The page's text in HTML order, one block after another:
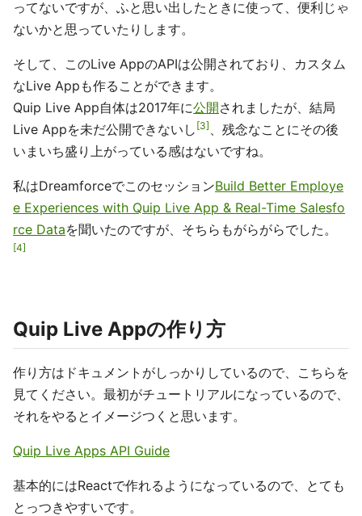
ってないですが、ふと思い出したときに使って、便利じゃ
ないかと思っていたりします。
そして、このLive AppのAPIは公開されており、カスタム
なLive Appも作ることができます。
Quip Live App自体は2017年に公開されましたが、結局
Live Appを未だ公開できないし 3
、残念なことにその後
いまいち盛り上がっている感はないですね。
私はDreamforceでこのセッションBuild Better Employe
e Experiences with Quip Live App & Real-Time Salesfo
rce Dataを聞いたのですが、そちらもがらがらでした。
4
Quip Live Appの作り方
作り方はドキュメントがしっかりしているので、こちらを
見てください。最初がチュートリアルになっているので、
それをやるとイメージつくと思います。
Quip Live Apps API Guide
基本的にはReactで作れるようになっているので、とても
とっつきやすいです。